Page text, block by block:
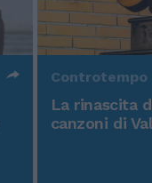
Controtempo
La rinascita
canzoni di